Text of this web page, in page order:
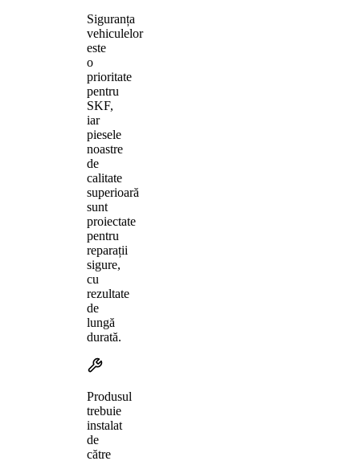
Siguranța
vehiculelor
este
o
prioritate
pentru
SKF,
iar
piesele
noastre
de
calitate
superioară
sunt
proiectate
pentru
reparații
sigure,
cu
rezultate
de
lungă
durată.
Produsul
trebuie
instalat
de
către